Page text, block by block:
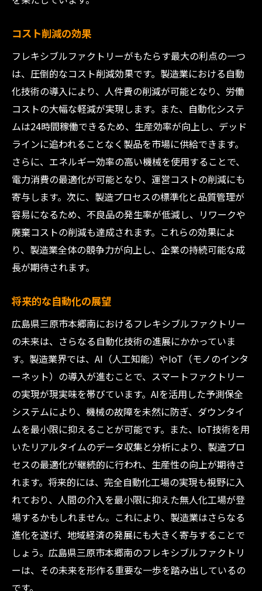
コスト削減の効果
フレキシブルファクトリーがもたらす最大の利点の一つ
は、圧倒的なコスト削減効果です。製造業における自動
化技術の導入により、人件費の削減が可能となり、労働
コストの大幅な軽減が実現します。また、自動化システ
ムは24時間稼働できるため、生産効率が向上し、デッド
ラインに追われることなく製品を市場に供給できます。
さらに、エネルギー効率の高い機械を使用することで、
電力消費の最適化が可能となり、運営コストの削減にも
寄与します。次に、製造プロセスの標準化と品質管理が
容易になるため、不良品の発生率が低減し、リワークや
廃棄コストの削減も達成されます。これらの効果によ
り、製造業全体の競争力が向上し、企業の持続可能な成
長が期待されます。
将来的な自動化の展望
広島県三原市本郷南におけるフレキシブルファクトリー
の未来は、さらなる自動化技術の進展にかかっていま
す。製造業界では、AI（人工知能）やIoT（モノのインタ
ーネット）の導入が進むことで、スマートファクトリー
の実現が現実味を帯びています。AIを活用した予測保全
システムにより、機械の故障を未然に防ぎ、ダウンタイ
ムを最小限に抑えることが可能です。また、IoT技術を用
いたリアルタイムのデータ収集と分析により、製造プロ
セスの最適化が継続的に行われ、生産性の向上が期待さ
れます。将来的には、完全自動化工場の実現も視野に入
れており、人間の介入を最小限に抑えた無人化工場が登
場するかもしれません。これにより、製造業はさらなる
進化を遂げ、地域経済の発展にも大きく寄与することで
しょう。広島県三原市本郷南のフレキシブルファクトリ
ーは、その未来を形作る重要な一歩を踏み出しているの
です。